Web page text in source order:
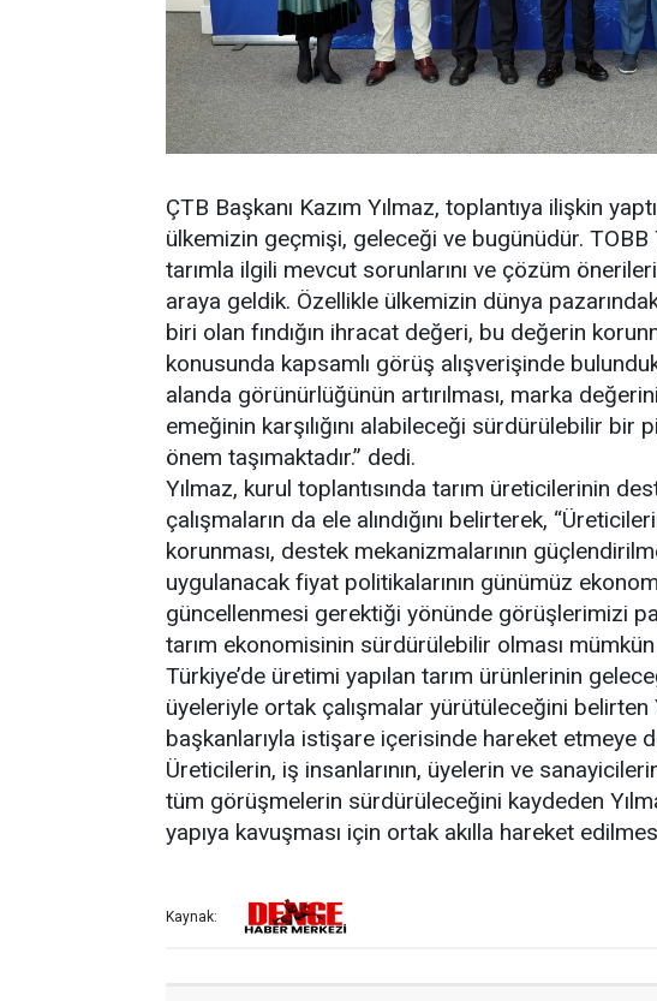
ÇTB Başkanı Kazım Yılmaz, toplantıya ilişkin
ülkemizin geçmişi, geleceği ve bugünüdür. TOBB
tarımla ilgili mevcut sorunlarını ve çözüm
araya geldik. Özellikle ülkemizin dünya
biri olan fındığın ihracat değeri, bu değerin
konusunda kapsamlı görüş alışverişinde
alanda görünürlüğünün artırılması, marka
emeğinin karşılığını alabileceği sürdürülebilir bir
önem taşımaktadır.” dedi.
Yılmaz, kurul toplantısında tarım üreticilerinin
çalışmaların da ele alındığını belirterek,
korunması, destek mekanizmalarının
uygulanacak fiyat politikalarının günümüz
güncellenmesi gerektiği yönünde görüşlerimizi
tarım ekonomisinin sürdürülebilir olması
Türkiye’de üretimi yapılan tarım ürünlerinin
üyeleriyle ortak çalışmalar yürütüleceğini belirten
başkanlarıyla istişare içerisinde hareket etmeye
Üreticilerin, iş insanlarının, üyelerin ve
tüm görüşmelerin sürdürüleceğini kaydeden
yapıya kavuşması için ortak akılla hareket
Kaynak: